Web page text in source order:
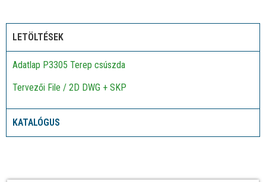
LETÖLTÉSEK
Adatlap P3305 Terep csúszda
Tervezői File / 2D DWG + SKP
KATALÓGUS